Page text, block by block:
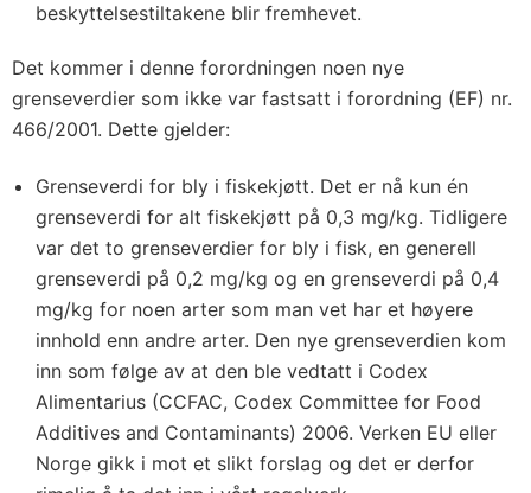
beskyttelsestiltakene blir fremhevet.
Det kommer i denne forordningen noen nye
grenseverdier som ikke var fastsatt i forordning (EF) nr.
466/2001. Dette gjelder:
Grenseverdi for bly i fiskekjøtt. Det er nå kun én
grenseverdi for alt fiskekjøtt på 0,3 mg/kg. Tidligere
var det to grenseverdier for bly i fisk, en generell
grenseverdi på 0,2 mg/kg og en grenseverdi på 0,4
mg/kg for noen arter som man vet har et høyere
innhold enn andre arter. Den nye grenseverdien kom
inn som følge av at den ble vedtatt i Codex
Alimentarius (CCFAC, Codex Committee for Food
Additives and Contaminants) 2006. Verken EU eller
Norge gikk i mot et slikt forslag og det er derfor